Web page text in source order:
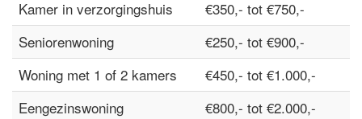
Kamer in verzorgingshuis
€350,- tot €750,-
Seniorenwoning
€250,- tot €900,-
Woning met 1 of 2 kamers
€450,- tot €1.000,-
Eengezinswoning
€800,- tot €2.000,-